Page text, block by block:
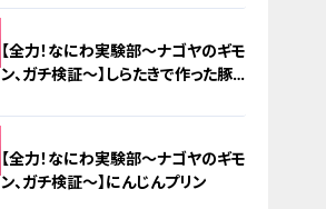
【全力！なにわ実験部～ナゴヤのギモ
ン、ガチ検証～】しらたきで作った豚
【全力！なにわ実験部～ナゴヤのギモ
ン、ガチ検証～】にんじんプリン